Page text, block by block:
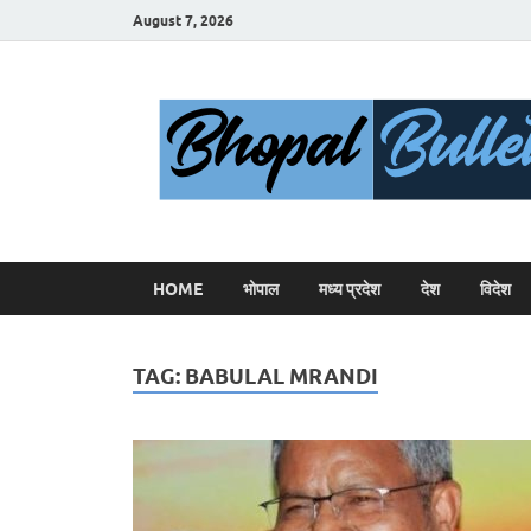
August 7, 2026
HOME भोपाल मध्य प्रदेश देश विदेश
TAG: BABULAL MRANDI